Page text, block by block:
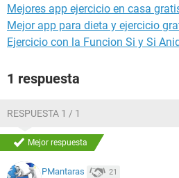
Mejores app ejercicio en casa
Mejor app para dieta y ejercicio
Ejercicio con la Funcion Si y Si
1 respuesta
RESPUESTA 1 / 1
Mejor respuesta
PMantaras 21